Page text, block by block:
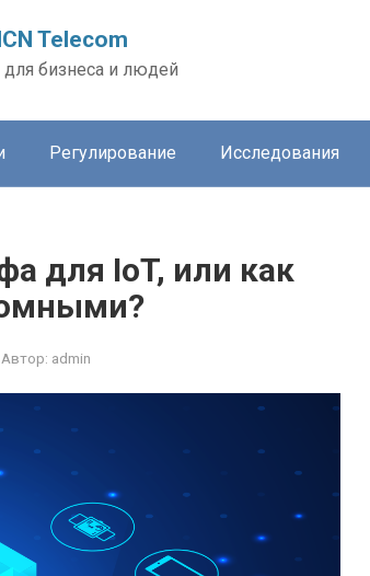
Telecom
бизнеса и людей
Регулирование Исследования
для IoT, или как
Автор: admin